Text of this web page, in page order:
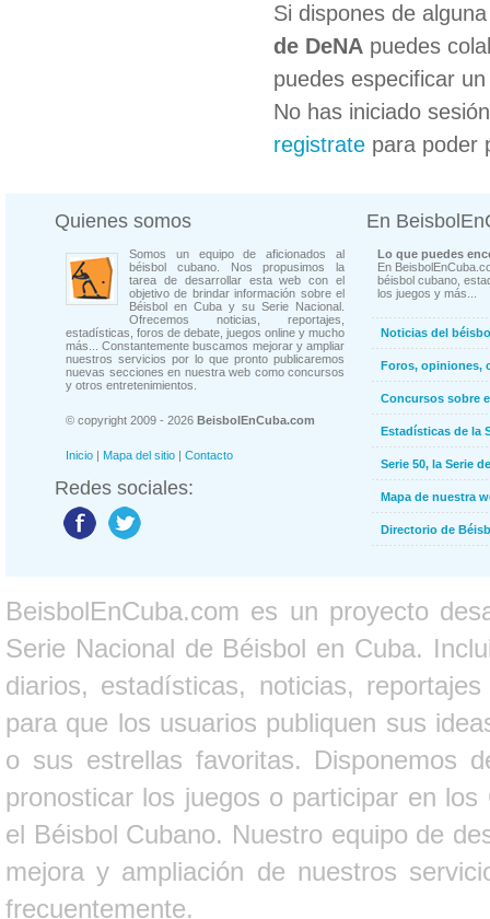
Si dispones de
de DeNA puedes
puedes especificar
No has iniciado
registrate para poder
Quienes somos
Somos un equipo de aficionados al
béisbol cubano. Nos propusimos la
tarea de desarrollar esta web con el
objetivo de brindar información sobre el
Béisbol en Cuba y su Serie Nacional.
Ofrecemos noticias, reportajes,
estadísticas, foros de debate, juegos online y mucho
más... Constantemente buscamos mejorar y ampliar
nuestros servicios por lo que pronto publicaremos
nuevas secciones en nuestra web como concursos
y otros entretenimientos.
© copyright 2009 - 2026 BeisbolEnCuba.com
Inicio | Mapa del sitio | Contacto
Redes sociales:
En
Lo que puedes
En
béisbol cubano,
los juegos y más...
Noticias del
Foros, opiniones,
Concursos sobre
Estadísticas de la
Serie 50, la Serie
Mapa de nuestra
Directorio de
BeisbolEnCuba.com es un proyecto
Serie Nacional de Béisbol en Cuba.
diarios, estadísticas, noticias,
para que los usuarios publiquen sus
o sus estrellas favoritas. Disponemos
pronosticar los juegos o participar en
el Béisbol Cubano. Nuestro equipo de
mejora y ampliación de nuestros
frecuentemente.